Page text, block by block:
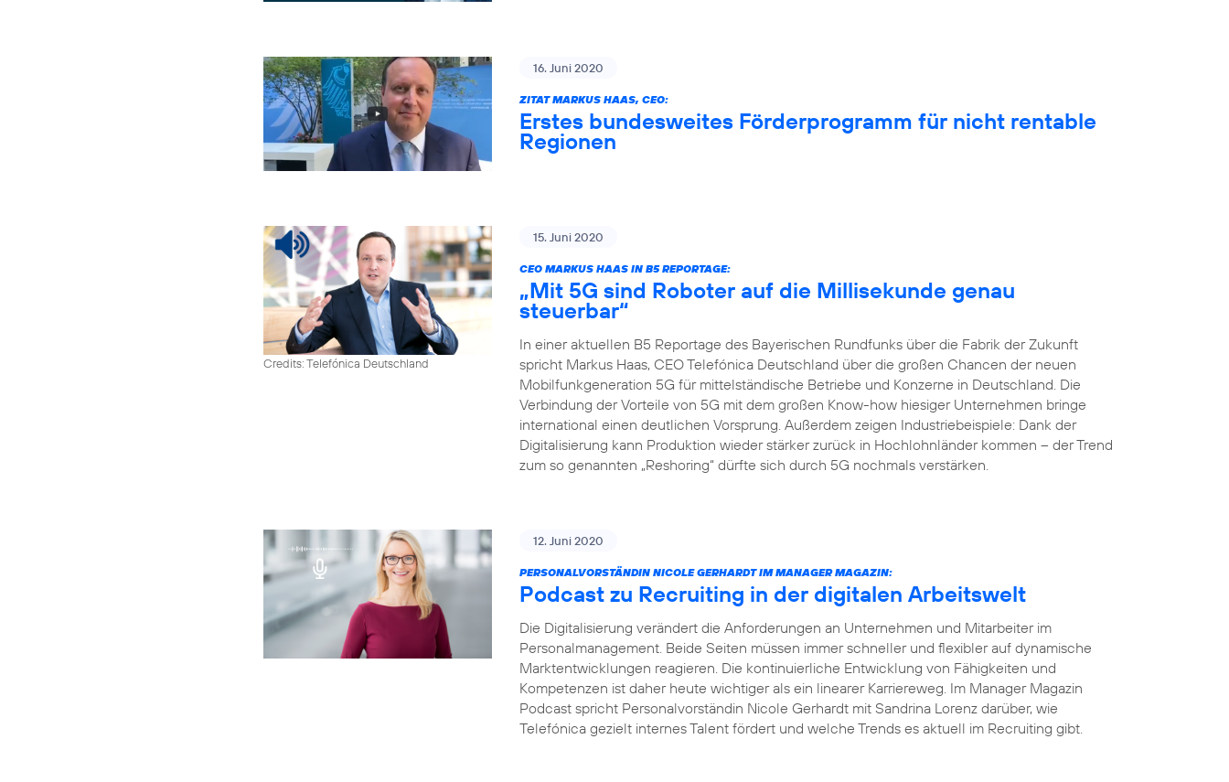
16. Juni 2020
ZITAT MARKUS HAAS, CEO:
Erstes bundesweites Förderprogramm für nicht rentable
Regionen
Credits: Telefónica Deutschland
15. Juni 2020
CEO MARKUS HAAS IN B5 REPORTAGE:
„Mit 5G sind Roboter auf die Millisekunde genau
steuerbar“
In einer aktuellen B5 Reportage des Bayerischen Rundfunks über die Fabrik der Zukunft
spricht Markus Haas, CEO Telefónica Deutschland über die großen Chancen der neuen
Mobilfunkgeneration 5G für mittelständische Betriebe und Konzerne in Deutschland. Die
Verbindung der Vorteile von 5G mit dem großen Know-how hiesiger Unternehmen bringe
international einen deutlichen Vorsprung. Außerdem zeigen Industriebeispiele: Dank der
Digitalisierung kann Produktion wieder stärker zurück in Hochlohnländer kommen – der Trend
zum so genannten „Reshoring“ dürfte sich durch 5G nochmals verstärken.
12. Juni 2020
PERSONALVORSTÄNDIN NICOLE GERHARDT IM MANAGER MAGAZIN:
Podcast zu Recruiting in der digitalen Arbeitswelt
Die Digitalisierung verändert die Anforderungen an Unternehmen und Mitarbeiter im
Personalmanagement. Beide Seiten müssen immer schneller und flexibler auf dynamische
Marktentwicklungen reagieren. Die kontinuierliche Entwicklung von Fähigkeiten und
Kompetenzen ist daher heute wichtiger als ein linearer Karriereweg. Im Manager Magazin
Podcast spricht Personalvorständin Nicole Gerhardt mit Sandrina Lorenz darüber, wie
Telefónica gezielt internes Talent fördert und welche Trends es aktuell im Recruiting gibt.